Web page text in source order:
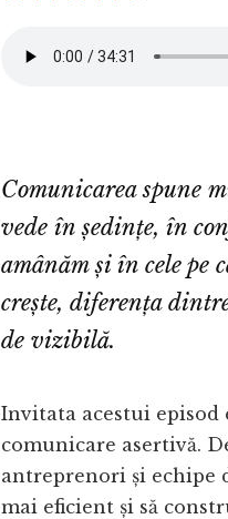
Comunicarea spune
vede în ședințe, în
amânăm și în cele pe
crește, diferența
de vizibilă.
Invitata acestui episod
comunicare asertivă.
antreprenori și echipe
mai eficient și să